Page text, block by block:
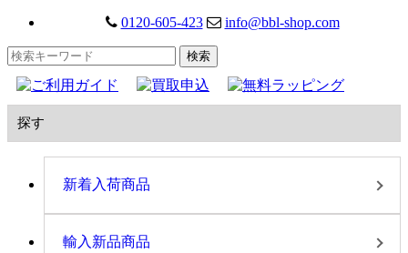
0120-605-423 info@bbl-shop.com
探す
新着入荷商品
輸入新品商品